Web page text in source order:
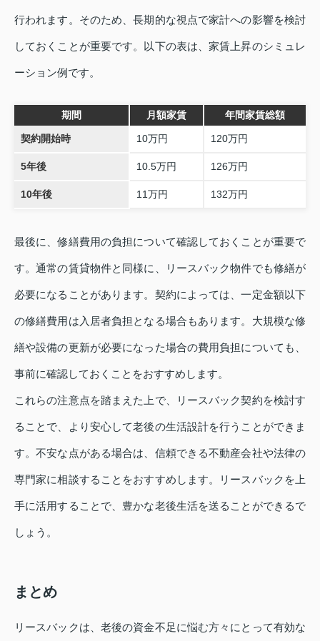
行われます。そのため、長期的な視点で家計への影響を検討
しておくことが重要です。以下の表は、家賃上昇のシミュレ
ーション例です。
期間 月額家賃 年間家賃総額
契約開始時 10万円 120万円
5年後 10.5万円 126万円
10年後 11万円 132万円
最後に、修繕費用の負担について確認しておくことが重要で
す。通常の賃貸物件と同様に、リースバック物件でも修繕が
必要になることがあります。契約によっては、一定金額以下
の修繕費用は入居者負担となる場合もあります。大規模な修
繕や設備の更新が必要になった場合の費用負担についても、
事前に確認しておくことをおすすめします。
これらの注意点を踏まえた上で、リースバック契約を検討す
ることで、より安心して老後の生活設計を行うことができま
す。不安な点がある場合は、信頼できる不動産会社や法律の
専門家に相談することをおすすめします。リースバックを上
手に活用することで、豊かな老後生活を送ることができるで
しょう。
まとめ
リースバックは、老後の資金不足に悩む方々にとって有効な